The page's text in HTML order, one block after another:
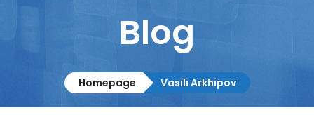
Columnistas
Contacto
Blog
Homepage Vasili Arkhipov